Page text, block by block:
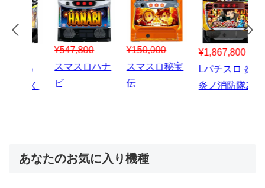
¥547,800
スマスロハナ
¥150,000
スマスロ秘宝
¥1,867,800
Lパチスロ 炎
炎ノ消防隊2
あなたのお気に入り機種